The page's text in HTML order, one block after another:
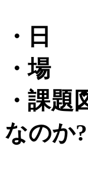
・日
・場
・課
なのか